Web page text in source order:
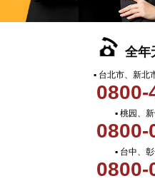
全年
▪ 台北市、新北
0800-
▪ 桃园、
0800-
▪ 台中、
0800-